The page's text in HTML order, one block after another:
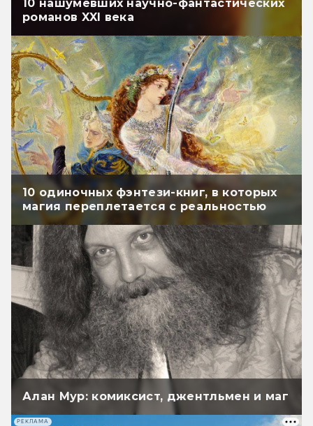
10 нашумевших научно-фантастических
романов XXI века
10 одиночных фэнтези-книг, в которых
магия переплетается с реальностью
Алан Мур: комиксист, джентльмен и маг
РЕКЛАМА